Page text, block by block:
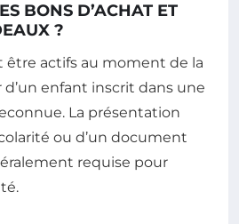
BONS D’ACHAT ET
?
être actifs au moment de la
enfant inscrit dans une
La présentation
ou d’un document
requise pour